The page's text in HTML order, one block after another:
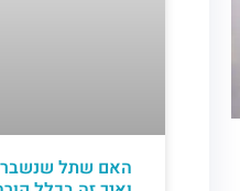
האם שתל